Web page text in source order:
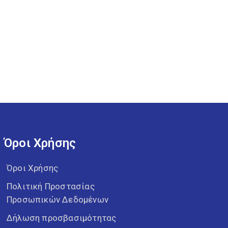
Όροι Χρήσης
Όροι Χρήσης
Πολιτική Προστασίας
Προσωπικών Δεδομένων
Δήλωση προσβασιμότητας